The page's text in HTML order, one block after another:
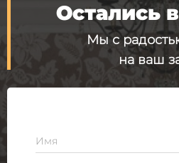
Остались
Мы с
на ваш
Имя